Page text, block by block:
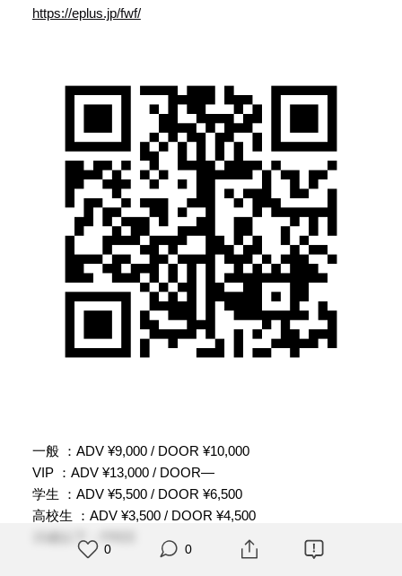
https://eplus.jp/fwf/
一般 ：ADV ¥9,000 / DOOR ¥10,000
VIP ：ADV ¥13,000 / DOOR―
学生 ：ADV ¥5,500 / DOOR ¥6,500
高校生 ：ADV ¥3,500 / DOOR ¥4,500
15歳以下：FREE
0 0